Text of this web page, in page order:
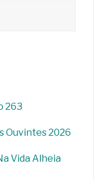
263
Ouvintes 2026
Vida Alheia